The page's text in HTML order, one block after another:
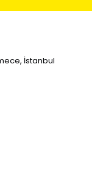
İstanbul